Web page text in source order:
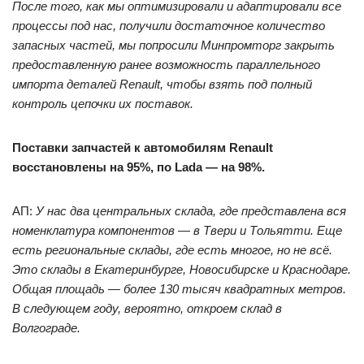
После того, как мы оптимизировали и адаптировали все
процессы под нас, получили достаточное количество
запасных частей, мы попросили Минпромторг закрыть
предоставленную ранее возможность параллельного
импорта деталей Renault, чтобы взять под полный
контроль цепочки их поставок.
Поставки запчастей к автомобилям Renault
восстановлены на 95%, по Lada — на 98%.
АП: У нас два центральных склада, где представлена вся
номенклатура компонентов — в Твери и Тольятти. Еще
есть региональные склады, где есть многое, но не всё.
Это склады в Екатеринбурге, Новосибирске и Краснодаре.
Общая площадь — более 130 тысяч квадратных метров.
В следующем году, вероятно, откроем склад в
Волгограде.